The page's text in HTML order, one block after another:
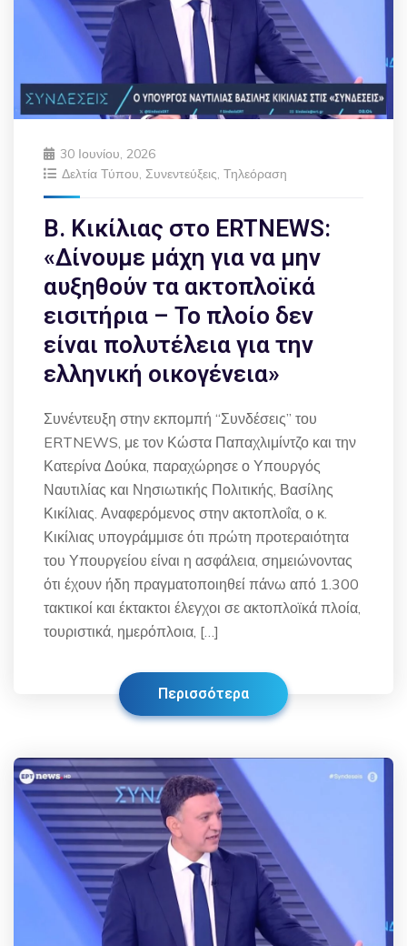
30 Ιουνίου, 2026
Δελτία Τύπου, Συνεντεύξεις, Τηλεόραση
Β. Κικίλιας στο ERTNEWS:
«Δίνουμε μάχη για να μην
αυξηθούν τα ακτοπλοϊκά
εισιτήρια – Το πλοίο δεν
είναι πολυτέλεια για την
ελληνική οικογένεια»
Συνέντευξη στην εκπομπή “Συνδέσεις” του
ERTNEWS, με τον Κώστα Παπαχλιμίντζο και την
Κατερίνα Δούκα, παραχώρησε ο Υπουργός
Ναυτιλίας και Νησιωτικής Πολιτικής, Βασίλης
Κικίλιας. Αναφερόμενος στην ακτοπλοΐα, ο κ.
Κικίλιας υπογράμμισε ότι πρώτη προτεραιότητα
του Υπουργείου είναι η ασφάλεια, σημειώνοντας
ότι έχουν ήδη πραγματοποιηθεί πάνω από 1.300
τακτικοί και έκτακτοι έλεγχοι σε ακτοπλοϊκά πλοία,
τουριστικά, ημερόπλοια, […]
Περισσότερα